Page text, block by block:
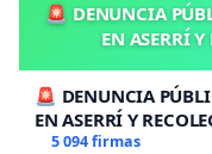
🚨 DENUNCIA
EN ASERRÍ
🚨 DENUNCIA
EN ASERRÍ Y
5 094 firmas